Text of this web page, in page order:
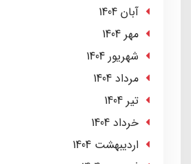
آبان 1404
مهر 1404
شهریور 1404
مرداد 1404
تير 1404
خرداد 1404
ارديبهشت 1404